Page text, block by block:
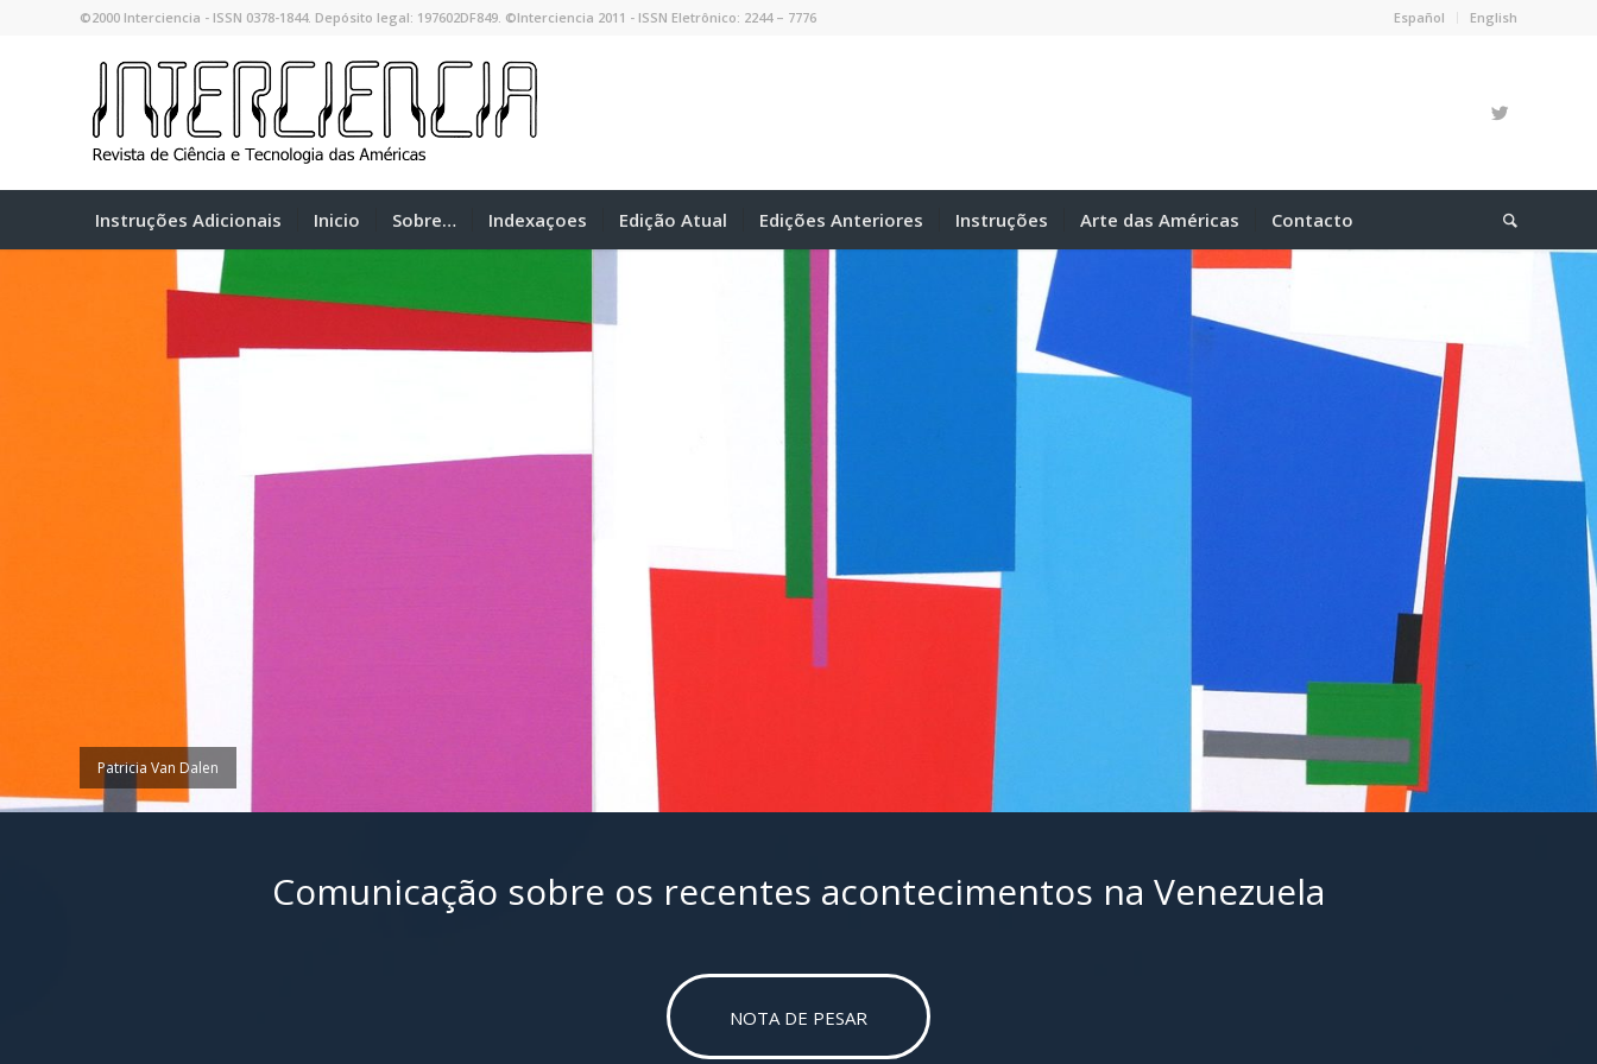
Español English
©2000 Interciencia - ISSN 0378-1844. Depósito legal: 197602DF849. ©Interciencia 2011 - ISSN Eletrônico: 2244 – 7776
Instruções Adicionais Inicio Sobre… Indexaçoes Edição Atual Edições Anteriores Instruções Arte das Américas Contacto
Patricia Van Dalen
Comunicação sobre os recentes acontecimentos na Venezuela